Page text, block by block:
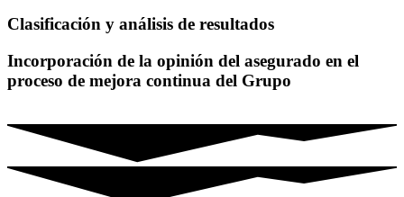
Clasificación y análisis de resultados
Incorporación de la opinión del asegurado en el
proceso de mejora continua del Grupo